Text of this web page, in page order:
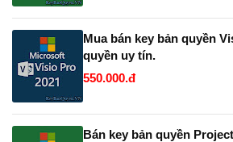
Mua bán key bản quyền
quyền uy tín.
550.000.đ
Bán key bản quyền